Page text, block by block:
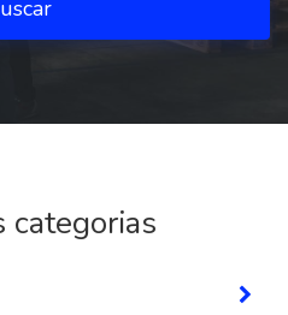
categorias